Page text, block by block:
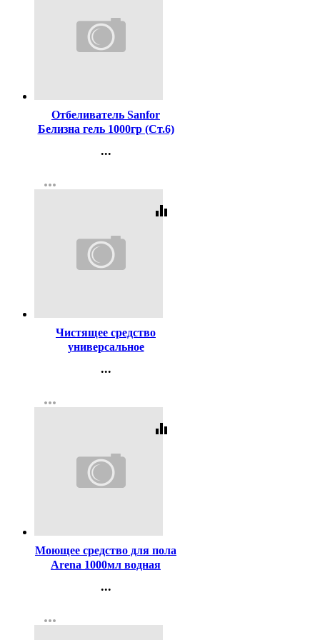
Отбеливатель Sanfor
Белизна гель 1000гр (Ст.6)
...
Регистрация
more_horiz
equalizer
Чистящее средство
универсальное
Морской Бриз
...
Регистрация
more_horiz
equalizer
Моющее средство для пола
Arena 1000мл водная
...
Регистрация
more_horiz